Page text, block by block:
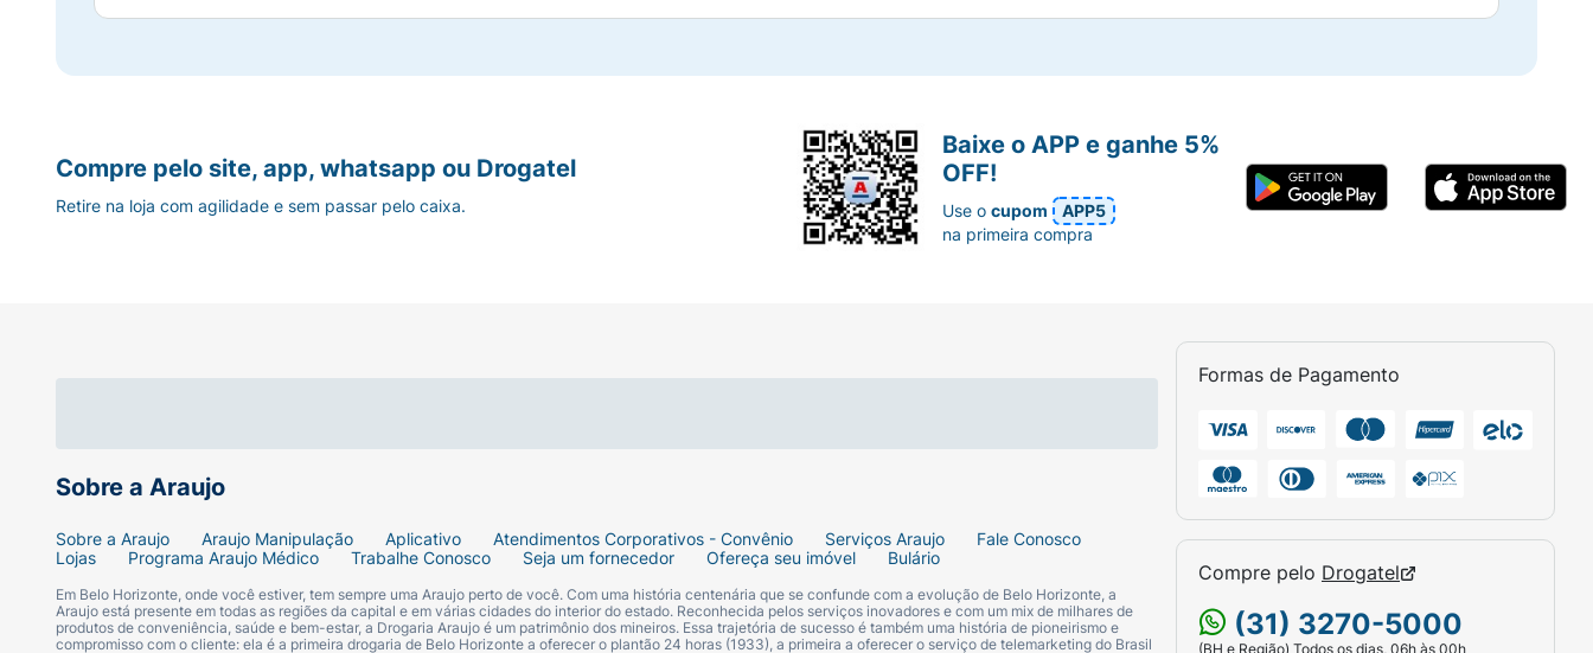
Sobre a Araujo
Sobre a Araujo Araujo Manipulação Aplicativo Atendimentos Corporativos - Convênio Serviços Araujo
Fale Conosco
Lojas
Programa Araujo Médico Trabalhe Conosco Seja um fornecedor Ofereça seu imóvel Bulário
Em Belo Horizonte, onde você estiver, tem sempre uma Araujo perto de você. Com uma história centenária que se confunde com a evolução de Belo Horizonte, a
Araujo está presente em todas as regiões da capital e em várias cidades do interior do estado. Reconhecida pelos serviços inovadores e com um mix de milhares de
produtos de conveniência, saúde e bem-estar, a Drogaria Araujo é um patrimônio dos mineiros. Essa trajetória de sucesso é também uma história de pioneirismo e
compromisso com o cliente: ela é a primeira drogaria de Belo Horizonte a oferecer o plantão 24 horas (1933), a primeira a oferecer o serviço de telemarketing do Brasil
Formas de Pagamento
Compre pelo Drogatel
(31) 3270-5000
(BH e Região) Todos os dias, 06h às 00h
Compre pelo site, app, whatsapp ou Drogatel
Retire na loja com agilidade e sem passar pelo caixa.
Baixe o APP e ganhe 5%
OFF!
Use ocupom
APP5
na primeira compra